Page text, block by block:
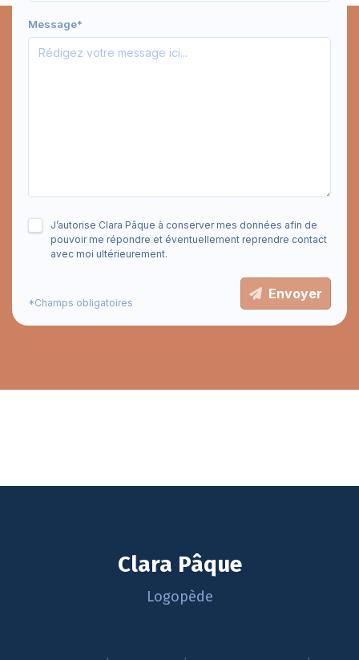
Message*
J’autorise Clara Pâque à conserver mes données afin de
pouvoir me répondre et éventuellement reprendre contact
avec moi ultérieurement.
*Champs obligatoires
Envoyer
Clara Pâque
Logopède